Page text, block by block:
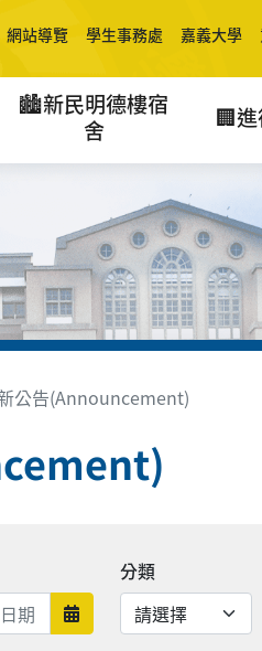
網站導覽 學生事務處 嘉義大學
🏙️新民明德樓宿
舍
🏢
公告(Announcement)
束 日期範圍結束
分類